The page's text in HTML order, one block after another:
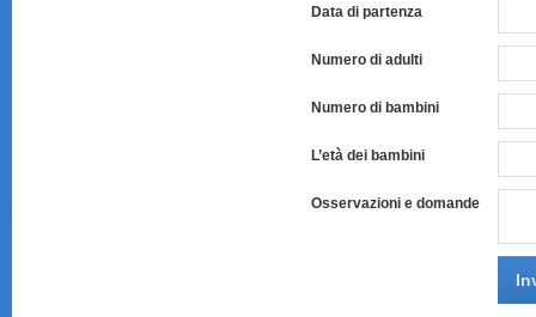
Data di partenza
Numero di adulti
Numero di bambini
L’età dei bambini
Osservazioni e domande